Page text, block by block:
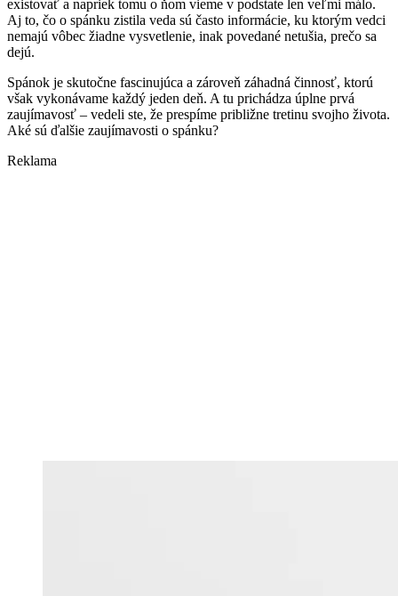
existovať a napriek tomu o ňom vieme v podstate len veľmi málo.
Aj to, čo o spánku zistila veda sú často informácie, ku ktorým vedci
nemajú vôbec žiadne vysvetlenie, inak povedané netušia, prečo sa
dejú.
Spánok je skutočne fascinujúca a zároveň záhadná činnosť, ktorú
však vykonávame každý jeden deň. A tu prichádza úplne prvá
zaujímavosť – vedeli ste, že prespíme približne tretinu svojho života.
Aké sú ďalšie zaujímavosti o spánku?
Reklama